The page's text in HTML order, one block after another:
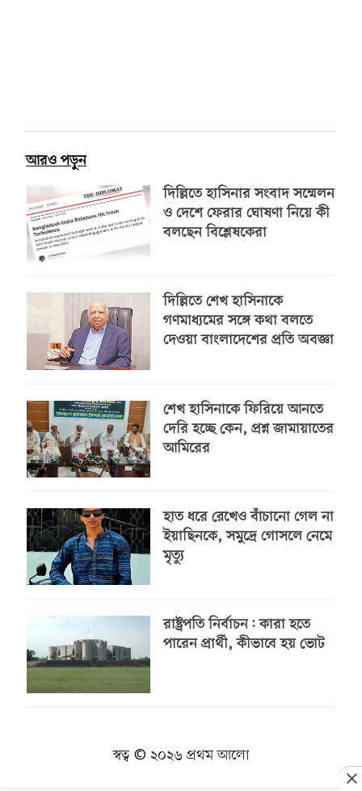
আরও পড়ুন
দিল্লিতে হাসিনার সংবাদ সম্মেলন
ও দেশে ফেরার ঘোষণা নিয়ে কী
বলছেন বিশ্লেষকেরা
দিল্লিতে শেখ হাসিনাকে
গণমাধ্যমের সঙ্গে কথা বলতে
দেওয়া বাংলাদেশের প্রতি অবজ্ঞা
শেখ হাসিনাকে ফিরিয়ে আনতে
দেরি হচ্ছে কেন, প্রশ্ন জামায়াতের
আমিরের
হাত ধরে রেখেও বাঁচানো গেল না
ইয়াছিনকে, সমুদ্রে গোসলে নেমে
মৃত্যু
রাষ্ট্রপতি নির্বাচন: কারা হতে
পারেন প্রার্থী, কীভাবে হয় ভোট
স্বত্ব © ২০২৬ প্রথম আলো